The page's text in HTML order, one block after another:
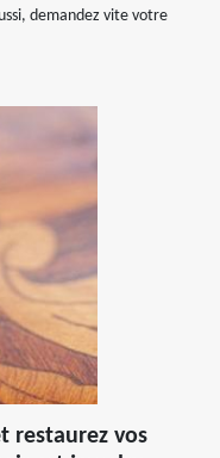
demandez vite votre
restaurez vos